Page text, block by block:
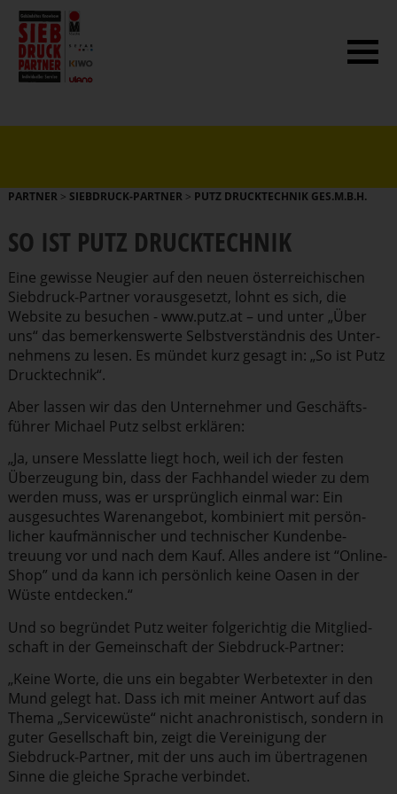
PARTNER > SIEBDRUCK-PARTNER > PUTZ DRUCKTECHNIK GES.M.B.H.
SO IST PUTZ DRUCK­TECHNIK
Eine gewisse Neugier auf den neuen öster­rei­chi­schen
Siebdruck-Partner voraus­ge­setzt, lohnt es sich, die
Website zu besuchen - www.putz.at – und unter „Über
uns“ das bemer­kens­werte Selbst­ver­ständnis des Unter­
nehmens zu lesen. Es mündet kurz gesagt in: „So ist Putz
Druck­technik“.
Aber lassen wir das den Unternehmer und Geschäfts­
führer Michael Putz selbst erklären:
„Ja, unsere Messlatte liegt hoch, weil ich der festen
Überzeugung bin, dass der Fachhandel wieder zu dem
werden muss, was er ursprünglich einmal war: Ein
ausge­suchtes Waren­an­gebot, kombiniert mit persön­
licher kaufmän­ni­scher und technischer Kunden­be­
treuung vor und nach dem Kauf. Alles andere ist “Online-
Shop” und da kann ich persönlich keine Oasen in der
Wüste entdecken.“
Und so begründet Putz weiter folge­richtig die Mitglied­
schaft in der Gemein­schaft der Siebdruck-Partner:
„Keine Worte, die uns ein begabter Werbetexter in den
Mund gelegt hat. Dass ich mit meiner Antwort auf das
Thema „Service­wüste“ nicht anachro­nis­tisch, sondern in
guter Gesell­schaft bin, zeigt die Vereinigung der
Siebdruck-Partner, mit der uns auch im übertra­genen
Sinne die gleiche Sprache verbindet.